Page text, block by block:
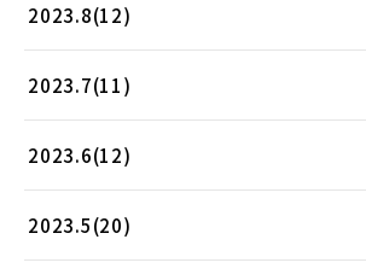
2023.8(12)
2023.7(11)
2023.6(12)
2023.5(20)